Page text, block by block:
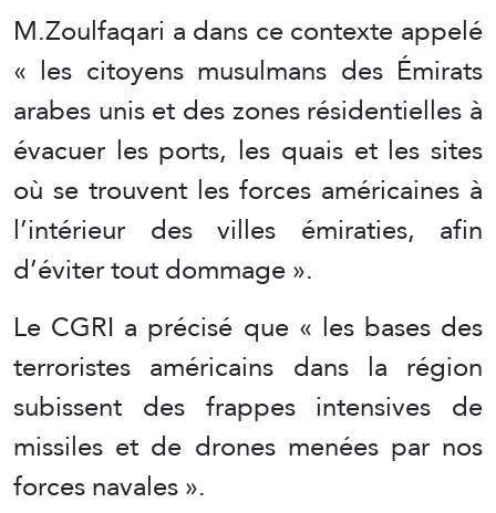
M.Zoulfaqari a dans ce contexte appelé
« les citoyens musulmans des Émirats
arabes unis et des zones résidentielles à
évacuer les ports, les quais et les sites
où se trouvent les forces américaines à
l’intérieur des villes émiraties, afin
d’éviter tout dommage ».
Le CGRI a précisé que « les bases des
terroristes américains dans la région
subissent des frappes intensives de
missiles et de drones menées par nos
forces navales ».